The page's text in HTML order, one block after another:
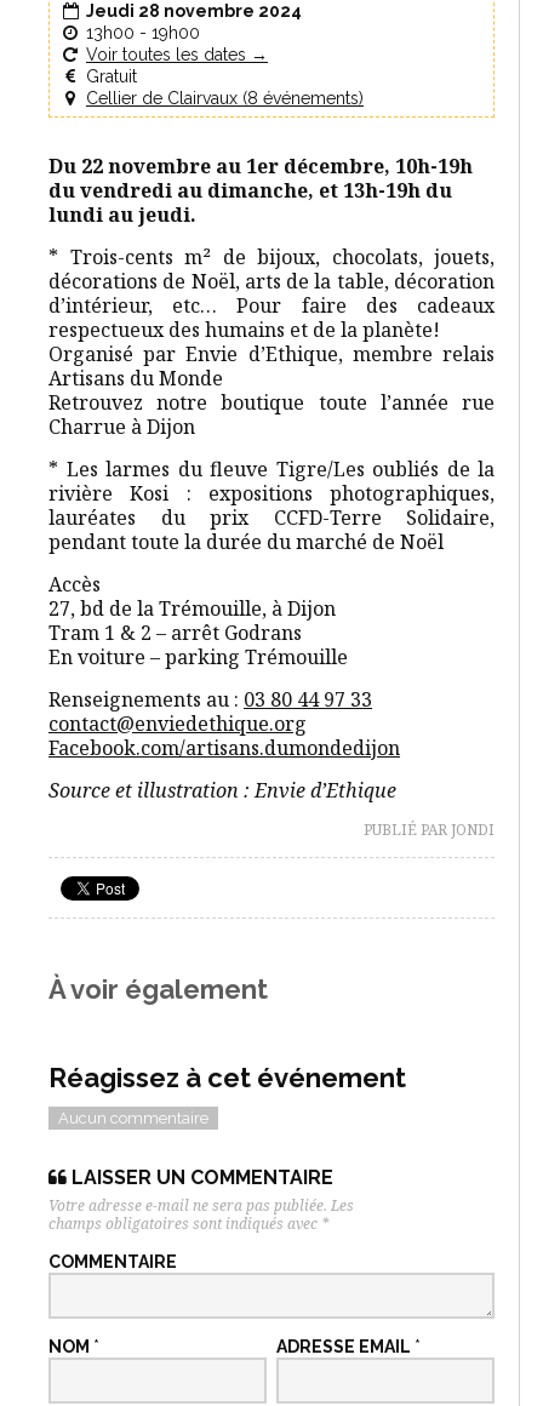
Jeudi 28 novembre 2024
13h00 - 19h00
Voir toutes les dates →
Gratuit
Cellier de Clairvaux (8 événements)
Du 22 novembre au 1er décembre, 10h-19h
du vendredi au dimanche, et 13h-19h du
lundi au jeudi.
* Trois-cents m² de bijoux, chocolats, jouets,
décorations de Noël, arts de la table, décoration
d’intérieur, etc… Pour faire des cadeaux
respectueux des humains et de la planète!
Organisé par Envie d’Ethique, membre relais
Artisans du Monde
Retrouvez notre boutique toute l’année rue
Charrue à Dijon
* Les larmes du fleuve Tigre/Les oubliés de la
rivière Kosi : expositions photographiques,
lauréates du prix CCFD-Terre Solidaire,
pendant toute la durée du marché de Noël
Accès
27, bd de la Trémouille, à Dijon
Tram 1 & 2 – arrêt Godrans
En voiture – parking Trémouille
Renseignements au : 03 80 44 97 33
contact@enviedethique.org
Facebook.com/artisans.dumondedijon
Source et illustration : Envie d’Ethique
PUBLIÉ PAR JONDI
À voir également
Réagissez à cet événement
Aucun commentaire
LAISSER UN COMMENTAIRE
Votre adresse e-mail ne sera pas publiée. Les
champs obligatoires sont indiqués avec *
COMMENTAIRE
NOM * ADRESSE EMAIL *